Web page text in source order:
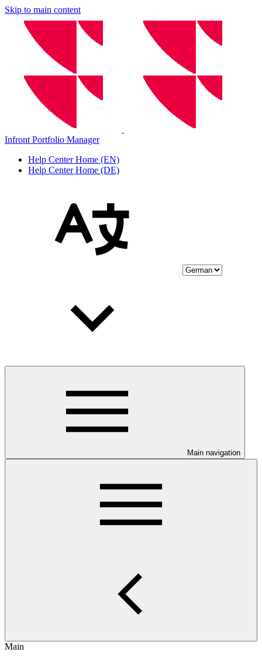
Skip to main content
Infront Portfolio Manager
Help Center Home (EN)
Help Center Home (DE)
Main navigation
Main